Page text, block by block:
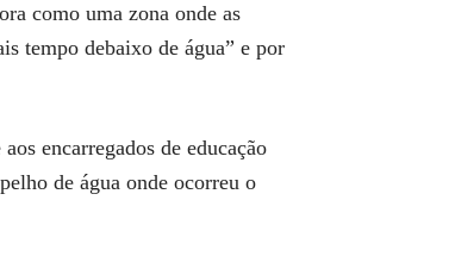
como uma zona onde as
tempo debaixo de água” e por
encarregados de educação
de água onde ocorreu o